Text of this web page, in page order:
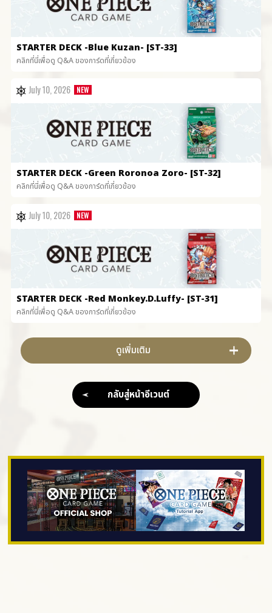
STARTER DECK -Blue Kuzan- [ST-33]
คลิกที่นี่เพื่อดู Q&A ของการ์ดที่เกี่ยวข้อง
July 10, 2026
STARTER DECK -Green Roronoa Zoro- [ST-32]
คลิกที่นี่เพื่อดู Q&A ของการ์ดที่เกี่ยวข้อง
July 10, 2026
STARTER DECK -Red Monkey.D.Luffy- [ST-31]
คลิกที่นี่เพื่อดู Q&A ของการ์ดที่เกี่ยวข้อง
ดูเพิ่มเติม
กลับสู่หน้าอีเวนต์